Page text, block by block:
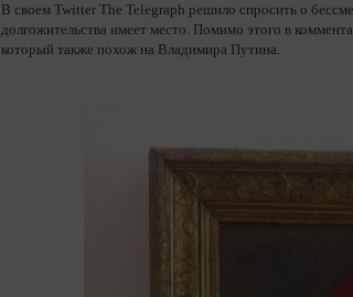
В своем Twitter The Telegraph решило спросить о
долгожительства имеет место. Помимо этого в
который также похож на Владимира Путина.